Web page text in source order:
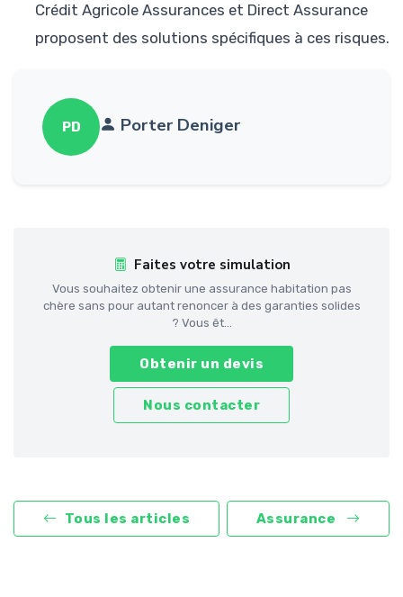
Crédit Agricole Assurances et Direct Assurance
proposent des solutions spécifiques à ces risques.
PD Porter Deniger
Faites votre simulation
Vous souhaitez obtenir une assurance habitation pas
chère sans pour autant renoncer à des garanties solides
? Vous êt...
Obtenir un devis
Nous contacter
Tous les articles Assurance